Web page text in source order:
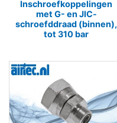
Inschroefkoppelingen
met G- en JIC-
schroefddraad (binnen),
tot 310 bar